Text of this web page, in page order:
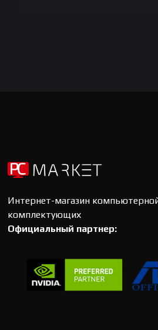
Интернет-магазин
комплектующих
Официальный партнер: